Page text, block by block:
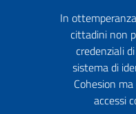
In
cittadini non
credenziali
sistema di
Cohesion
accessi